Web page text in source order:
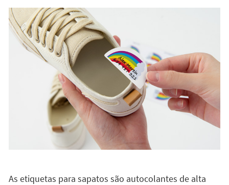
As etiquetas para sapatos são autocolantes de alta